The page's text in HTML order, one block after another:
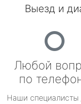
Выезд и
Любой
по
Наши специалисты